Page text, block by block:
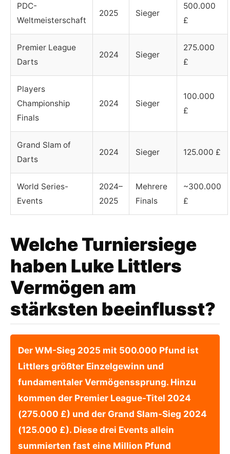
PDC-
Weltmeisterschaft
2025 Sieger
500.000
£
Premier League
Darts
2024 Sieger
275.000
£
Players
Championship
Finals
2024 Sieger
100.000
£
Grand Slam of
Darts
2024 Sieger 125.000 £
World Series-
Events
2024–
2025
Mehrere
Finals
~300.000
£
Welche Turniersiege
haben Luke Littlers
Vermögen am
stärksten beeinflusst?
Der WM-Sieg 2025 mit 500.000 Pfund ist
Littlers größter Einzelgewinn und
fundamentaler Vermögenssprung. Hinzu
kommen der Premier League-Titel 2024
(275.000 £) und der Grand Slam-Sieg 2024
(125.000 £). Diese drei Events allein
summierten fast eine Million Pfund